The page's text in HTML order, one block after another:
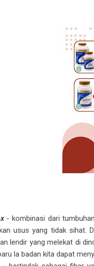
- kombinasi dari
usus yang tidak sihat.
lendir yang melekat di
la badan kita dapat